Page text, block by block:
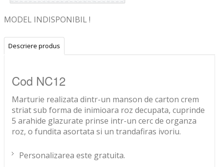
MODEL INDISPONIBIL !
Descriere produs
Cod NC12
Marturie realizata dintr-un manson de carton crem
striat sub forma de inimioara roz decupata, cuprinde
5 arahide glazurate prinse intr-un cerc de organza
roz, o fundita asortata si un trandafiras ivoriu.
Personalizarea este gratuita.